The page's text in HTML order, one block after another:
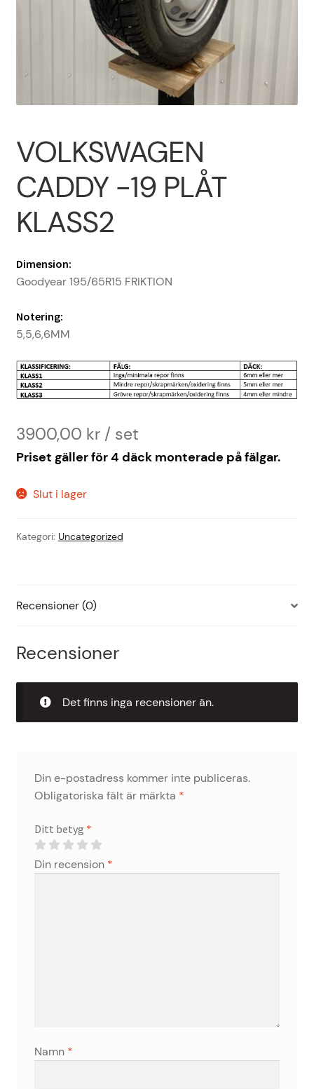
Varukorg
VOLKSWAGEN
CADDY -19 PLÅT
KLASS2
Dimension:
Goodyear 195/65R15 FRIKTION
Notering:
5,5,6,6MM
3900,00 kr
Priset gäller för 4 däck monterade på fälgar.
Slut i lager
Kategori: Uncategorized
Recensioner (0)
Recensioner
Det finns inga recensioner än.
Din e-postadress kommer inte publiceras.
Obligatoriska fält är märkta *
Ditt betyg *
Din recension *
Namn *